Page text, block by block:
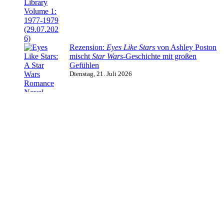
Rezension: Eyes Like Stars von Ashley Poston
mischt Star Wars-Geschichte mit großen
Gefühlen
Dienstag, 21. Juli 2026